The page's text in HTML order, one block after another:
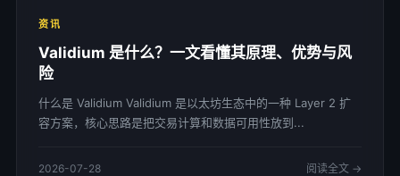
资讯
Validium 是什么？一文看懂其原理、优势与风
险
什么是 Validium Validium 是以太坊生态中的一种 Layer 2 扩
容方案，核心思路是把交易计算和数据可用性放到...
2026-07-28 阅读全文 →